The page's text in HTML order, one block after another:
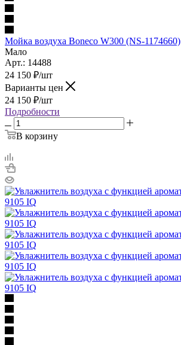
Мойка воздуха Boneco W300 (NS-1174660)
Мало
Арт.: 14488
24 150 ₽/шт
Варианты цен
24 150 ₽/шт
Подробности
В корзину